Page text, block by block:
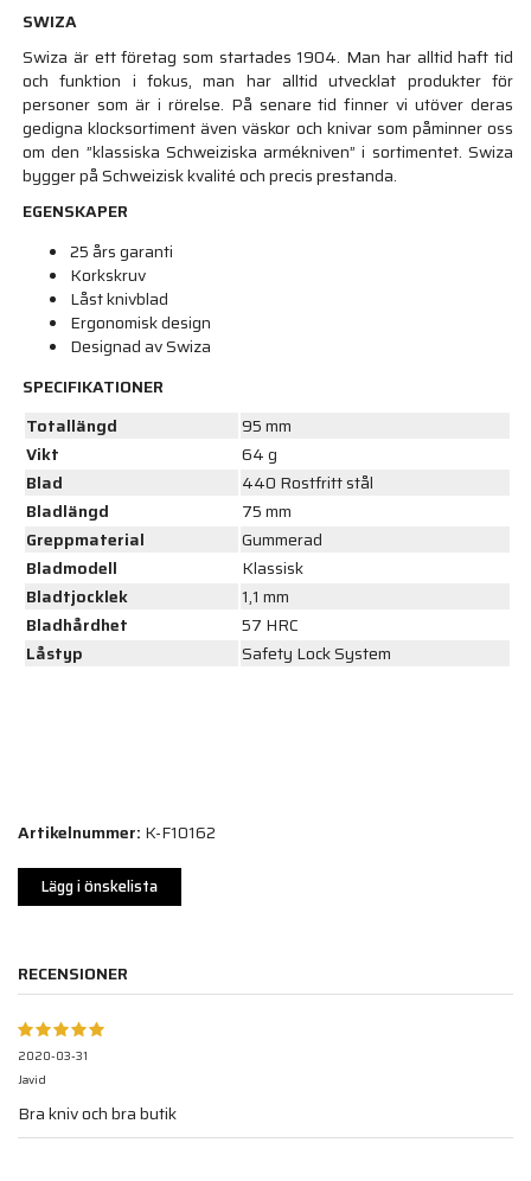
SWIZA
Swiza är ett företag som startades 1904. Man har alltid haft tid
och funktion i fokus, man har alltid utvecklat produkter för
personer som är i rörelse. På senare tid finner vi utöver deras
gedigna klocksortiment även väskor och knivar som påminner oss
om den ”klassiska Schweiziska armékniven” i sortimentet. Swiza
bygger på Schweizisk kvalité och precis prestanda.
EGENSKAPER
25 års garanti
Korkskruv
Låst knivblad
Ergonomisk design
Designad av Swiza
SPECIFIKATIONER
Totallängd
95 mm
Vikt
64 g
Blad
440 Rostfritt stål
Bladlängd
75 mm
Greppmaterial
Gummerad
Bladmodell
Klassisk
Bladtjocklek
1,1 mm
Bladhårdhet
57 HRC
Låstyp
Safety Lock System
Artikelnummer: K-F10162
Lägg i önskelista
RECENSIONER
2020-03-31
Javid
Bra kniv och bra butik